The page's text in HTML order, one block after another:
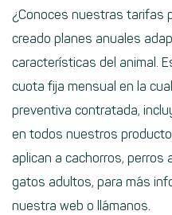
¿Conoces nuestras tarifas
creado planes anuales
características del animal.
cuota fija mensual en la
preventiva contratada,
en todos nuestros
aplican a cachorros,
gatos adultos, para más
nuestra web o llámanos.